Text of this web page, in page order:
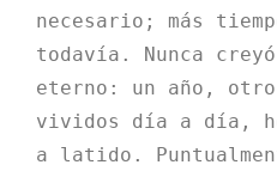
necesario; más
todavía. Nunca
eterno: un año,
vividos día a día,
a latido.